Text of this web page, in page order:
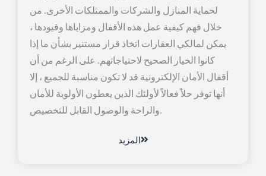
لحماية المنازل والشركات والممتلكات الأخرى. من
خلال فهم كيفية عمل هذه الأقفال ومزاياها وقيودها ،
يمكن لمالكي العقارات اتخاذ قرار مستنير بشأن ما إذا
كانوا الخيار الصحيح لاحتياجاتهم. على الرغم من أن
أقفال الأمان الإلكترونية قد لا تكون مناسبة للجميع ، إلا
أنها توفر حلاً فعالاً لأولئك الذين يعطون الأولوية للأمان
والراحة والوصول القابل للتخصيص.
المزيد